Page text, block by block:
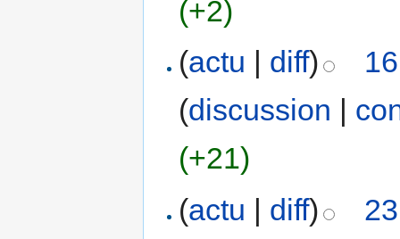
(+2)
(actu | diff)
(discussion |
(+21)
(actu | diff)